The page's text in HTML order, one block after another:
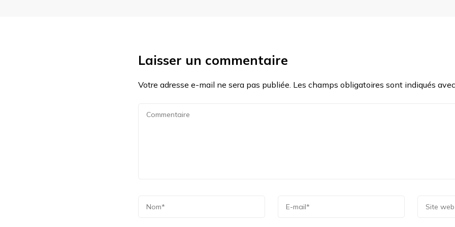
Laisser un commentaire
Votre adresse e-mail ne sera pas publiée. Les champs obligatoires sont indiqués